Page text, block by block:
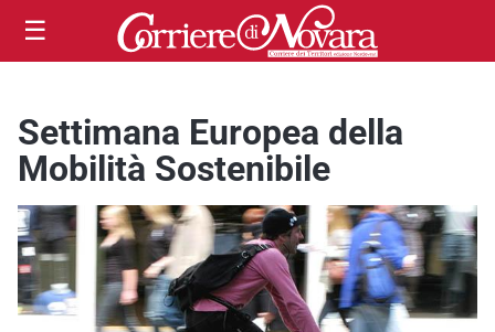
☰
Settimana Europea della
Mobilità Sostenibile